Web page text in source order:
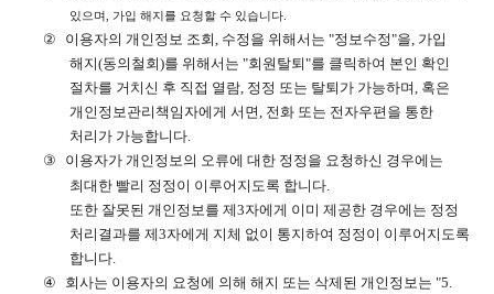
있으며
가입 해지를 요청할 수 있습니다
② 이용자의 개인정보 조회, 수정을 위해서는 "정보수정"을, 가입
해지(동의철회)를 위해서는 "회원탈퇴"를 클릭하여 본인 확인
절차를 거치신 후 직접 열람, 정정 또는 탈퇴가 가능하며, 혹은
개인정보관리책임자에게 서면, 전화 또는 전자우편을 통한
처리가 가능합니다.
③
이용자가 개인정보의 오류에 대한 정정을 요청하신 경우에는
최대한 빨리 정정이 이루어지도록 합니다.
또한 잘못된 개인정보를 제3자에게 이미 제공한 경우에는 정정
처리결과를 제3자에게 지체 없이 통지하여 정정이 이루어지도록
합니다.
④
회사는 이용자의 요청에 의해 해지 또는 삭제된 개인정보는 "5.